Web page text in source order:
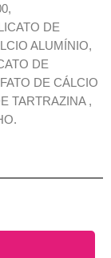
DE
ALUMÍNIO,
DE
DE CÁLCIO
TARTRAZINA ,